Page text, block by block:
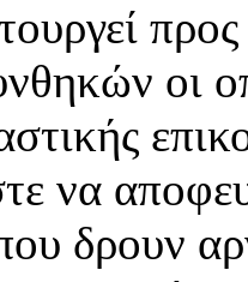
οι
να
δρουν